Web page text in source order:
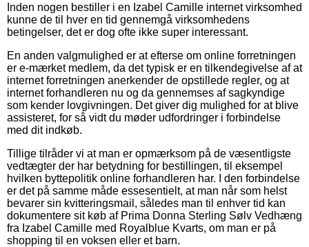
Inden nogen bestiller i en Izabel Camille internet virksomhed
kunne de til hver en tid gennemgå virksomhedens
betingelser, det er dog ofte ikke super interessant.
En anden valgmulighed er at efterse om online forretningen
er e-mærket medlem, da det typisk er en tilkendegivelse af at
internet forretningen anerkender de opstillede regler, og at
internet forhandleren nu og da gennemses af sagkyndige
som kender lovgivningen. Det giver dig mulighed for at blive
assisteret, for så vidt du møder udfordringer i forbindelse
med dit indkøb.
Tillige tilråder vi at man er opmærksom på de væsentligste
vedtægter der har betydning for bestillingen, til eksempel
hvilken byttepolitik online forhandleren har. I den forbindelse
er det på samme måde essesentielt, at man når som helst
bevarer sin kvitteringsmail, således man til enhver tid kan
dokumentere sit køb af Prima Donna Sterling Sølv Vedhæng
fra Izabel Camille med Royalblue Kvarts, om man er på
shopping til en voksen eller et barn.